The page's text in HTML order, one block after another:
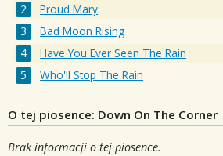
Proud Mary
Bad Moon Rising
Have You Ever Seen The Rain
Who'll Stop The Rain
O tej piosence: Down On The Corner
Brak informacji o tej piosence.